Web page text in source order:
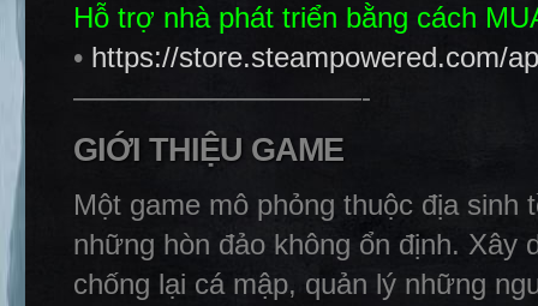
Hỗ trợ nhà phát triển bằng cách
• https://store.steampowered.com/
——————————-
GIỚI THIỆU GAME
Một game mô phỏng thuộc địa
những hòn đảo không ổn định. Xây
chống lại cá mập, quản lý những